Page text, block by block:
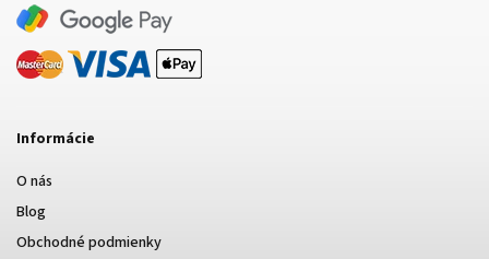
Informácie
O nás
Blog
Obchodné podmienky